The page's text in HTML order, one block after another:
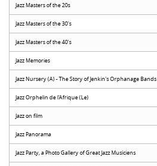
Jazz Masters of the 20s
Jazz Masters of the 30's
Jazz Masters of the 40's
Jazz Memories
Jazz Nursery (A) - The Story of Jenkin's Orphanage Bands
Jazz Orphelin de l'Afrique (Le)
Jazz on film
Jazz Panorama
Jazz Party, a Photo Gallery of Great Jazz Musiciens